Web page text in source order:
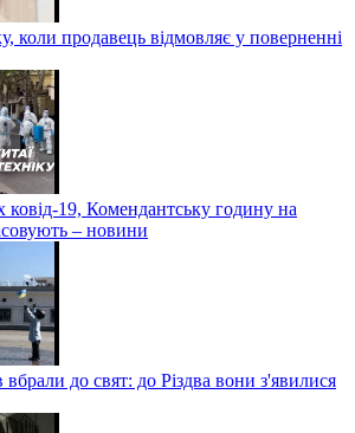
коли продавець відмовляє у поверненні
ковід-19, Комендантську годину на
– новини
до свят: до Різдва вони з'явилися